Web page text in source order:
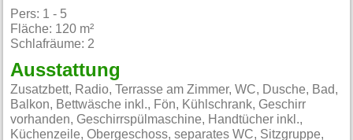
Pers: 1 - 5
Fläche: 120 m²
Schlafräume: 2
Ausstattung
Zusatzbett, Radio, Terrasse am Zimmer, WC, Dusche, Bad,
Balkon, Bettwäsche inkl., Fön, Kühlschrank, Geschirr
vorhanden, Geschirrspülmaschine, Handtücher inkl.,
Küchenzeile, Obergeschoss, separates WC, Sitzgruppe,